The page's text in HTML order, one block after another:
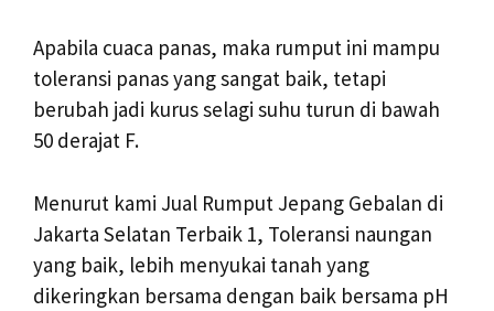
Apabila cuaca panas, maka rumput ini mampu
toleransi panas yang sangat baik, tetapi
berubah jadi kurus selagi suhu turun di bawah
50 derajat F.
Menurut kami Jual Rumput Jepang Gebalan di
Jakarta Selatan Terbaik 1, Toleransi naungan
yang baik, lebih menyukai tanah yang
dikeringkan bersama dengan baik bersama pH